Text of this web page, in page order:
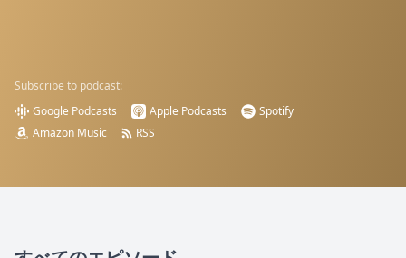
Subscribe to podcast:
Google Podcasts
Apple Podcasts
Spotify
Amazon Music
RSS